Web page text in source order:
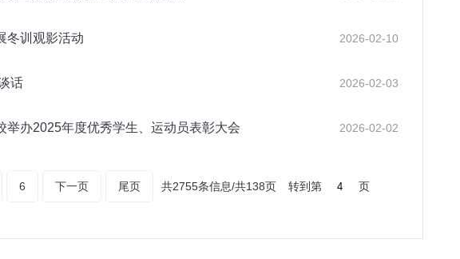
2026-02-10
冬训观影活动
2026-02-03
话
2026-02-02
办2025年度优秀学生、运动员表彰大会
6 下一页 尾页 共2755条信息/共138页 转到第 页